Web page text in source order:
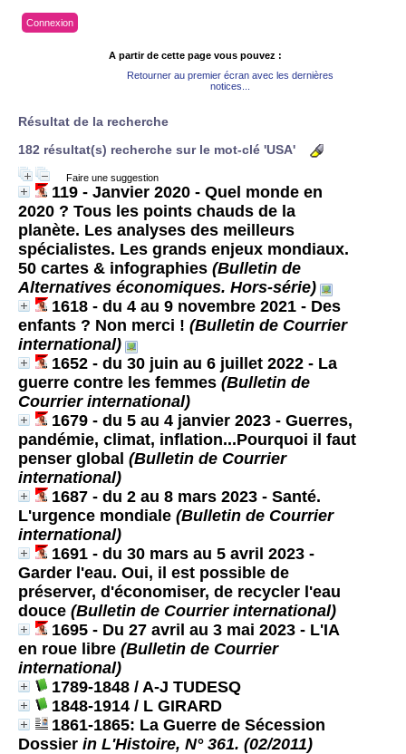
Connexion
A partir de cette page vous pouvez :
Retourner au premier écran avec les dernières
notices...
Résultat de la recherche
182 résultat(s) recherche sur le mot-clé 'USA'
Faire une suggestion
119 - Janvier 2020 - Quel monde en
2020 ? Tous les points chauds de la
planète. Les analyses des meilleurs
spécialistes. Les grands enjeux mondiaux.
50 cartes & infographies (Bulletin de
Alternatives économiques. Hors-série)
1618 - du 4 au 9 novembre 2021 - Des
enfants ? Non merci ! (Bulletin de Courrier
international)
1652 - du 30 juin au 6 juillet 2022 - La
guerre contre les femmes (Bulletin de
Courrier international)
1679 - du 5 au 4 janvier 2023 - Guerres,
pandémie, climat, inflation...Pourquoi il faut
penser global (Bulletin de Courrier
international)
1687 - du 2 au 8 mars 2023 - Santé.
L'urgence mondiale (Bulletin de Courrier
international)
1691 - du 30 mars au 5 avril 2023 -
Garder l'eau. Oui, il est possible de
préserver, d'économiser, de recycler l'eau
douce (Bulletin de Courrier international)
1695 - Du 27 avril au 3 mai 2023 - L'IA
en roue libre (Bulletin de Courrier
international)
1789-1848 / A-J TUDESQ
1848-1914 / L GIRARD
1861-1865: La Guerre de Sécession
Dossier in L'Histoire, N° 361. (02/2011)